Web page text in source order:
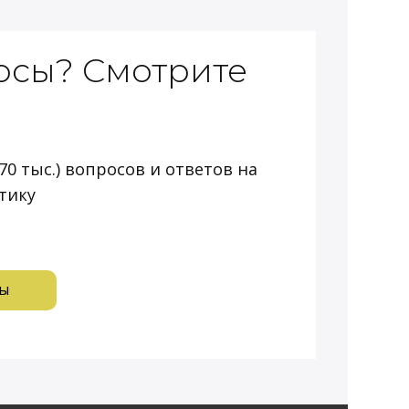
Смотрите
тыс.) вопросов и ответов на